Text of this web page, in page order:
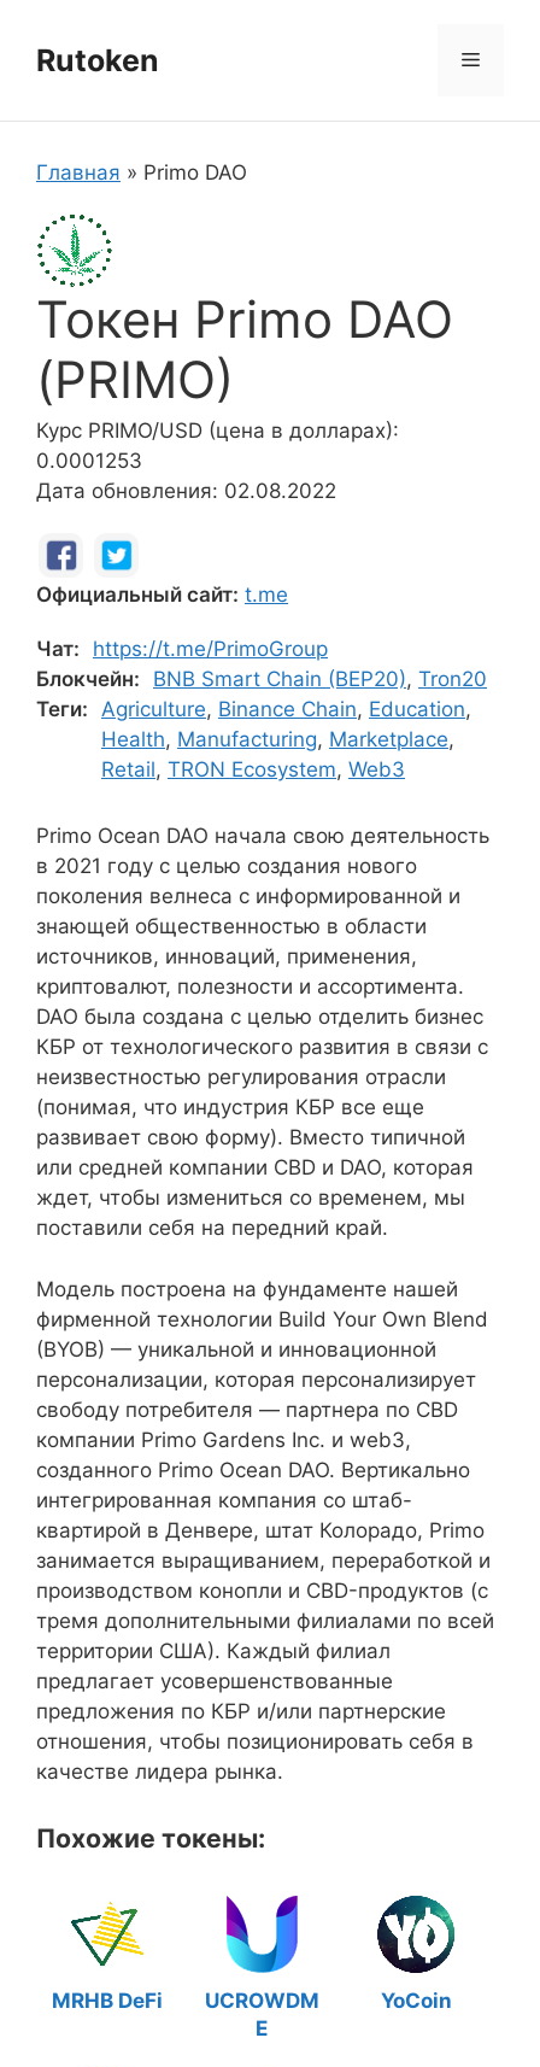
содержимому
Rutoken Меню
Главная » Primo DAO
Токен Primo DAO
(PRIMO)
Курс PRIMO/USD (цена в долларах):
0.0001253
Дата обновления: 02.08.2022
Официальный сайт: t.me
Чат:
https://t.me/PrimoGroup
Блокчейн:
BNB Smart Chain (BEP20), Tron20
Теги: Agriculture, Binance Chain, Education,
Health, Manufacturing, Marketplace,
Retail, TRON Ecosystem, Web3
Primo Ocean DAO начала свою деятельность
в 2021 году с целью создания нового
поколения велнеса с информированной и
знающей общественностью в области
источников, инноваций, применения,
криптовалют, полезности и ассортимента.
DAO была создана с целью отделить бизнес
КБР от технологического развития в связи с
неизвестностью регулирования отрасли
(понимая, что индустрия КБР все еще
развивает свою форму). Вместо типичной
или средней компании CBD и DAO, которая
ждет, чтобы измениться со временем, мы
поставили себя на передний край.
Модель построена на фундаменте нашей
фирменной технологии Build Your Own Blend
(BYOB) — уникальной и инновационной
персонализации, которая персонализирует
свободу потребителя — партнера по CBD
компании Primo Gardens Inc. и web3,
созданного Primo Ocean DAO. Вертикально
интегрированная компания со штаб-
квартирой в Денвере, штат Колорадо, Primo
занимается выращиванием, переработкой и
производством конопли и CBD-продуктов (с
тремя дополнительными филиалами по всей
территории США). Каждый филиал
предлагает усовершенствованные
предложения по КБР и/или партнерские
отношения, чтобы позиционировать себя в
качестве лидера рынка.
Похожие токены:
MRHB DeFi
UCROWDM
E
YoCoin